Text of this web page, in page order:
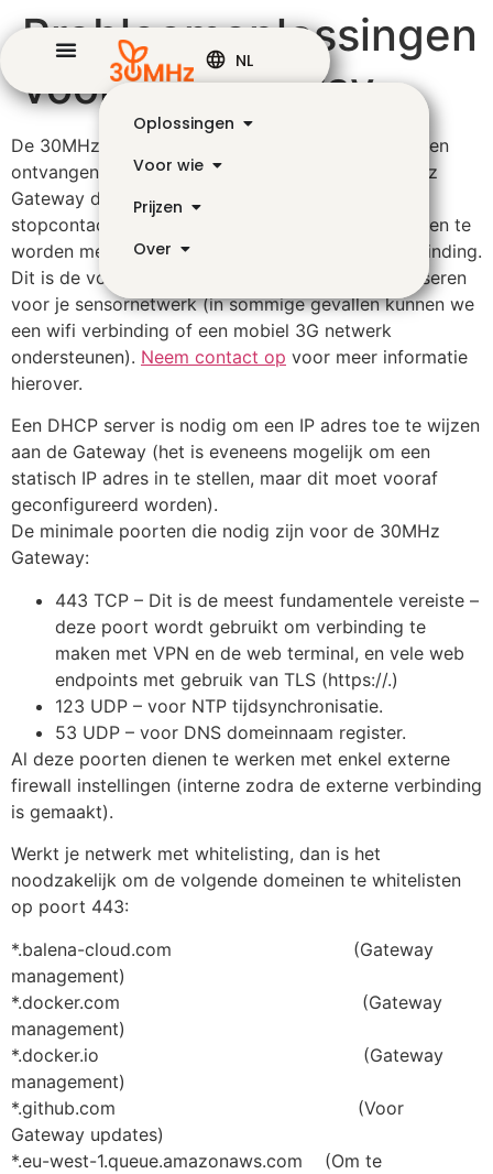
Oplossingen
Voor wie
Prijzen
Over
NL
Probleemoplossingen
voor de gateway
De 30MHz Gateway stuurt alle data die de sensoren
ontvangen en doorstuurt naar de cloud. De 30MHz
Gateway dient te worden aangesloten op een
stopcontact (wandcontactdoos) en dient verbonden te
worden met internet via een ethernet (kabel) verbinding.
Dit is de vorm van internetverbinding die wij adviseren
voor je sensornetwerk (in sommige gevallen kunnen we
een wifi verbinding of een mobiel 3G netwerk
ondersteunen). Neem contact op voor meer informatie
hierover.
Een DHCP server is nodig om een IP adres toe te wijzen
aan de Gateway (het is eveneens mogelijk om een
statisch IP adres in te stellen, maar dit moet vooraf
geconfigureerd worden).
De minimale poorten die nodig zijn voor de 30MHz
Gateway:
443 TCP – Dit is de meest fundamentele vereiste –
deze poort wordt gebruikt om verbinding te
maken met VPN en de web terminal, en vele web
endpoints met gebruik van TLS (https://.)
123 UDP – voor NTP tijdsynchronisatie.
53 UDP – voor DNS domeinnaam register.
Al deze poorten dienen te werken met enkel externe
firewall instellingen (interne zodra de externe verbinding
is gemaakt).
Werkt je netwerk met whitelisting, dan is het
noodzakelijk om de volgende domeinen te whitelisten
op poort 443:
*.balena-cloud.com (Gateway
management)
*.docker.com (Gateway
management)
*.docker.io (Gateway
management)
*.github.com (Voor
Gateway updates)
*.eu-west-1.queue.amazonaws.com (Om te